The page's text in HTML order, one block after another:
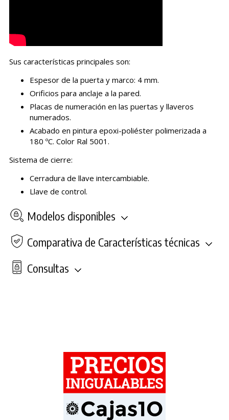
Sus características principales son:
Espesor de la puerta y marco: 4 mm.
Orificios para anclaje a la pared.
Placas de numeración en las puertas y llaveros
numerados.
Acabado en pintura epoxi-poliéster polimerizada a
180 ºC. Color Ral 5001.
Sistema de cierre:
Cerradura de llave intercambiable.
Llave de control.
Modelos disponibles
Comparativa de Características técnicas
Consultas